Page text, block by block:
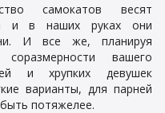
самокатов весят
и в наших руках они
И все же, планируя
вашего
и хрупких девушек
варианты, для парней
потяжелее.